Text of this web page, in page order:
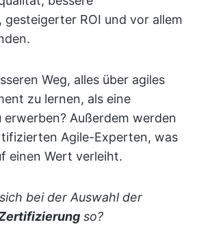
ROI und vor allem
Weg, alles über agiles
zu lernen, als eine
Außerdem werden
Agile-Experten, was
einen Wert verleiht.
bei der Auswahl der
so?